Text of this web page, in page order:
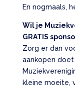
En nogmaals,
Wil je
GRATIS
Zorg er dan
aankopen doet
kleine moeite,